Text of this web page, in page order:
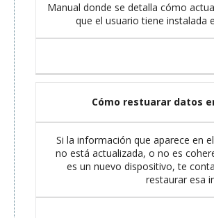
Manual donde se detalla cómo
que el usuario tiene instalada
Cómo restuarar datos
Si la información que aparece en
no está actualizada, o no es
es un nuevo dispositivo, te
restaurar esa